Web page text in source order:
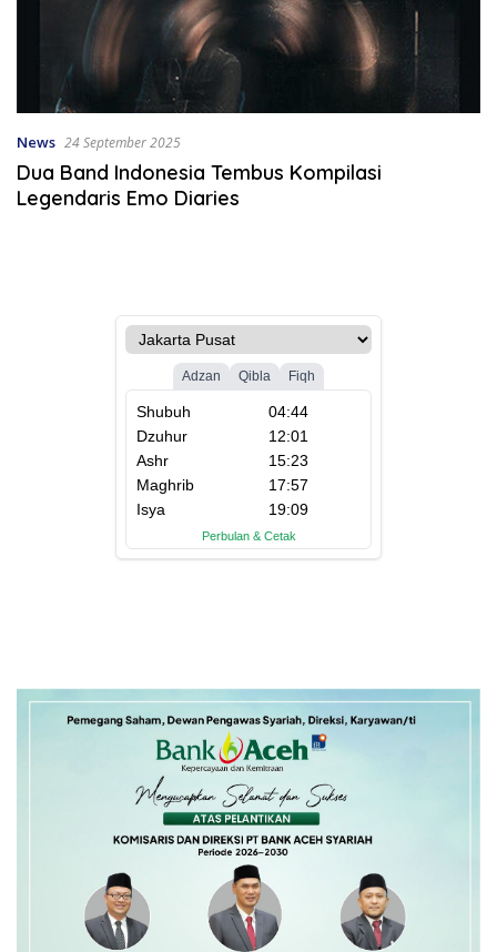
News 24 September 2025
Dua Band Indonesia Tembus Kompilasi
Legendaris Emo Diaries